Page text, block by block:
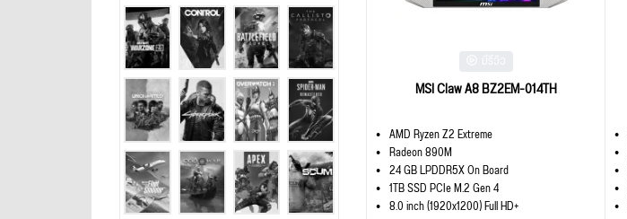
MSI Claw A8 BZ2EM-014TH
AMD Ryzen Z2 Extreme
Radeon 890M
24 GB LPDDR5X On Board
1TB SSD PCIe M.2 Gen 4
8.0 inch (1920x1200) Full HD+